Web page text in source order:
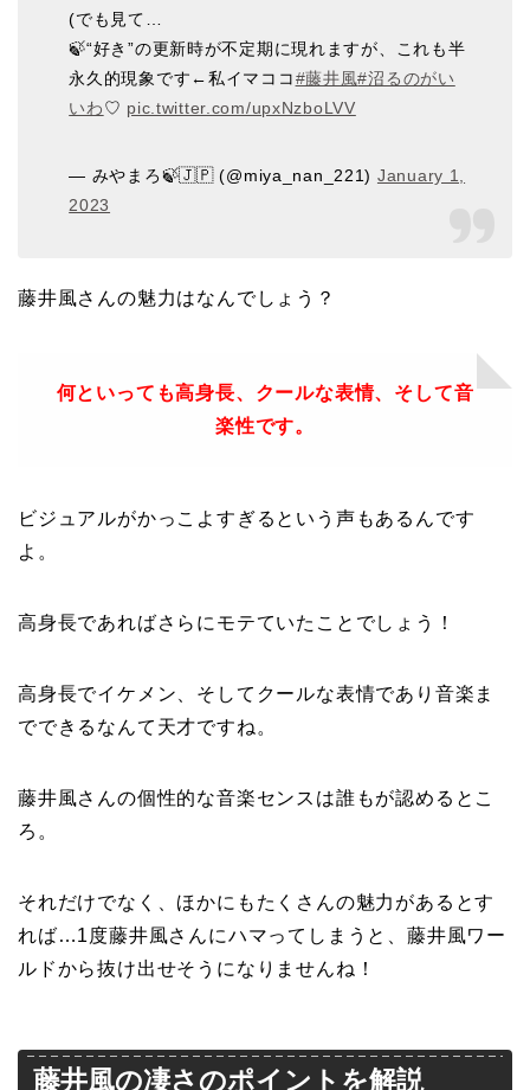
(でも見て…
🍃“好き”の更新時が不定期に現れますが、これも半
永久的現象です←私イマココ#藤井風#沼るのがい
いわ♡ pic.twitter.com/upxNzboLVV
— みやまろ🍃🇯🇵 (@miya_nan_221) January 1,
2023
藤井風さんの魅力はなんでしょう？
何といっても高身長、クールな表情、そして音
楽性です。
ビジュアルがかっこよすぎるという声もあるんです
よ。
高身長であればさらにモテていたことでしょう！
高身長でイケメン、そしてクールな表情であり音楽ま
でできるなんて天才ですね。
藤井風さんの個性的な音楽センスは誰もが認めるとこ
ろ。
それだけでなく、ほかにもたくさんの魅力があるとす
れば…1度藤井風さんにハマってしまうと、藤井風ワー
ルドから抜け出せそうになりませんね！
藤井風の凄さのポイントを解説